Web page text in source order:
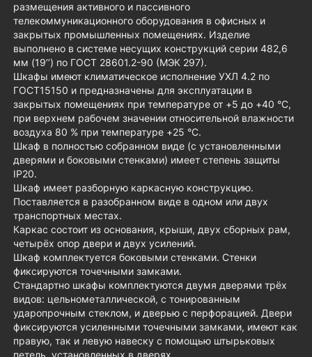
размещения активного и пассивного
телекоммуникационного оборудования в офисных и
закрытых промышленных помещениях. Изделие
выполнено в системе несущих конструкций серии 482,6
мм (19’’) по ГОСТ 28601.2-90 (МЭК 297).
Шкафы имеют климатическое исполнение УХЛ 4.2 по
ГОСТ15150 и предназначены для эксплуатации в
закрытых помещениях при температуре от +5 до +40 °С,
при верхнем рабочем значении относительной влажности
воздуха 80 % при температуре +25 °С.
Шкаф в полностью собранном виде (с установленными
дверями и боковыми стенками) имеет степень защиты
IP20.
Шкаф имеет разборную каркасную конструкцию.
Поставляется в разобранном виде в одном или двух
транспортных местах.
Каркас состоит из основания, крыши, двух сборных рам,
четырёх опор двери и двух усилений.
Шкаф комплектуется боковыми стенками. Стенки
фиксируются точечными замками.
Стандартно шкафы комплектуются двумя дверями трёх
видов: цельнометаллической, с тонированным
ударопрочным стеклом, и дверью с перфорацией. Двери
фиксируются усиленными точечными замками, имеют как
правую, так и левую навеску с помощью штырьковых